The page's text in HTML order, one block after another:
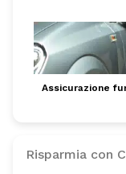
Assicurazione
Risparmia con